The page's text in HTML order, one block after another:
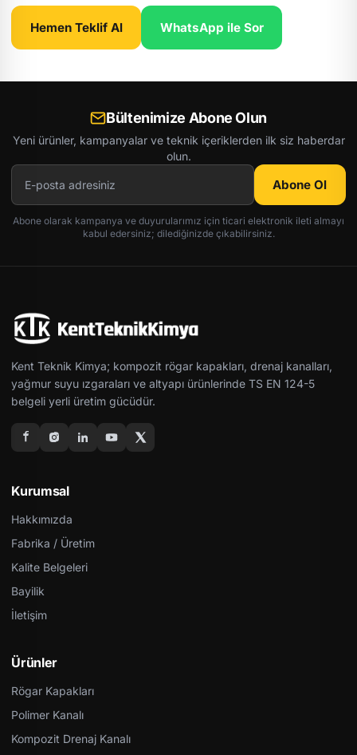
Hemen Teklif Al WhatsApp ile Sor
Bültenimize Abone Olun
Yeni ürünler, kampanyalar ve teknik içeriklerden ilk siz haberdar
olun.
Abone Ol
Abone olarak kampanya ve duyurularımız için ticari elektronik ileti almayı
kabul edersiniz; dilediğinizde çıkabilirsiniz.
Kent Teknik Kimya; kompozit rögar kapakları, drenaj kanalları,
yağmur suyu ızgaraları ve altyapı ürünlerinde TS EN 124-5
belgeli yerli üretim gücüdür.
Kurumsal
Hakkımızda
Fabrika / Üretim
Kalite Belgeleri
Bayilik
İletişim
Ürünler
Rögar Kapakları
Polimer Kanalı
Kompozit Drenaj Kanalı